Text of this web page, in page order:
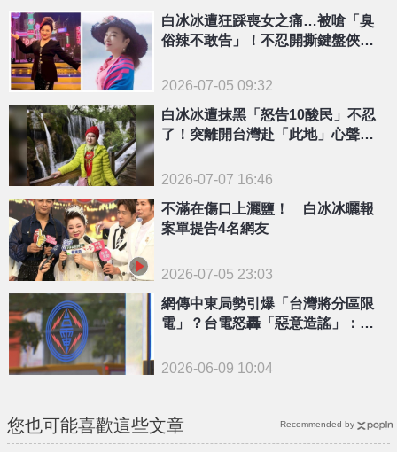
白冰冰遭狂踩喪女之痛…被嗆「臭
俗辣不敢告」！不忍開撕鍵盤俠：
2026-07-05 09:32
白冰冰遭抹黑「怒告10酸民」不忍
了！突離開台灣赴「此地」心聲全
2026-07-07 16:46
不滿在傷口上灑鹽！ 白冰冰曬報
案單提告4名網友
2026-07-05 23:03
網傳中東局勢引爆「台灣將分區限
電」？台電怒轟「惡意造謠」：已
2026-06-09 10:04
您也可能喜歡這些文章 Recommended by